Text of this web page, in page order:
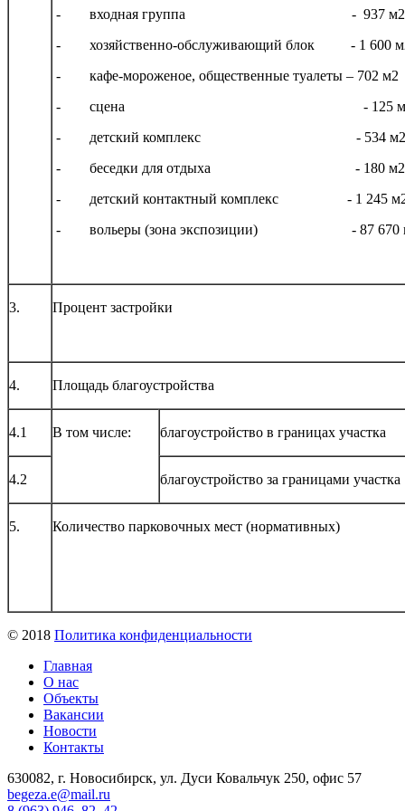
- входная группа - 937 м2
- хозяйственно-обслуживающий блок - 1 600
- кафе-мороженое, общественные туалеты – 702 м2
- сцена -
- детский комплекс - 534 м2
- беседки для отдыха - 180 м2
- детский контактный комплекс - 1 245
- вольеры (зона экспозиции) - 87 670
3. Процент застройки
4. Площадь благоустройства
4.1 В том числе: благоустройство в границах участка
4.2 благоустройство за границами участка
5. Количество парковочных мест (нормативных)
© 2018 Политика конфиденциальности
Главная
О нас
Объекты
Вакансии
Новости
Контакты
630082, г. Новосибирск, ул. Дуси Ковальчук 250, офис 57
begeza.e@mail.ru